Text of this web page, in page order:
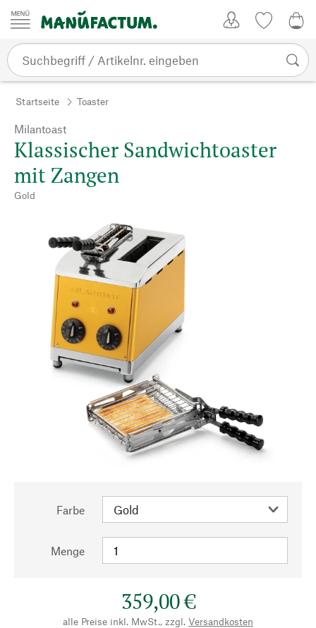
Zum Inhalt springen
Startseite Toaster
Milantoast
Klassischer Sandwichtoaster
mit Zangen
Gold
Farbe
Menge
359,00 €
alle Preise inkl. MwSt., zzgl. Versandkosten